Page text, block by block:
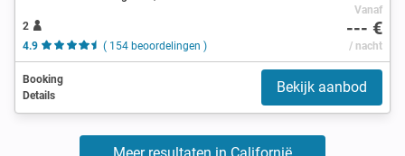
2
4.9
( 154 beoordelingen )
Vanaf
--- €
/ nacht
Booking
Details
Bekijk aanbod